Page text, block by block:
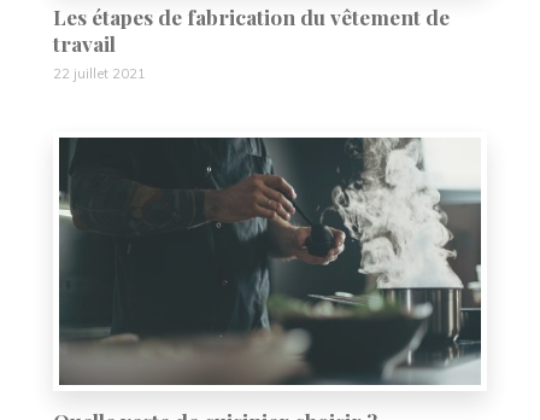
Les étapes de fabrication du vêtement de
travail
22 juillet 2021